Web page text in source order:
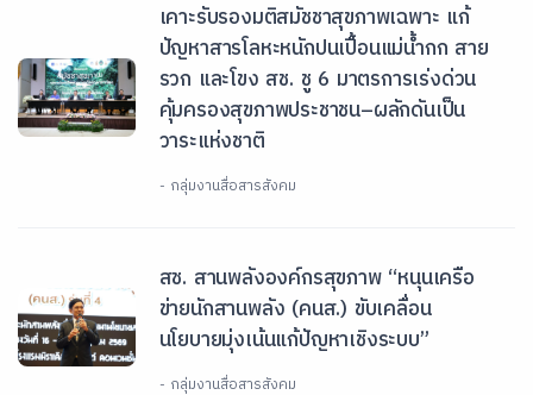
เคาะรับรองมติสมัชชาสุขภาพเฉพาะ แก้
ปัญหาสารโลหะหนักปนเปื้อนแม่น้ำกก สาย
รวก และโขง สช. ชู 6 มาตรการเร่งด่วน
คุ้มครองสุขภาพประชาชน–ผลักดันเป็น
วาระแห่งชาติ
- กลุ่มงานสื่อสารสังคม
สช. สานพลังองค์กรสุขภาพ “หนุนเครือ
ข่ายนักสานพลัง (คนส.) ขับเคลื่อน
นโยบายมุ่งเน้นแก้ปัญหาเชิงระบบ”
- กลุ่มงานสื่อสารสังคม